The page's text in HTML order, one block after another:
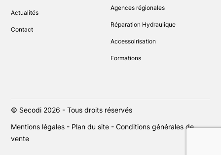
Actualités
Contact
Agences régionales
Réparation Hydraulique
Accessoirisation
Formations
© Secodi 2026 - Tous droits réservés
Mentions légales - Plan du site -Conditions générales de
vente